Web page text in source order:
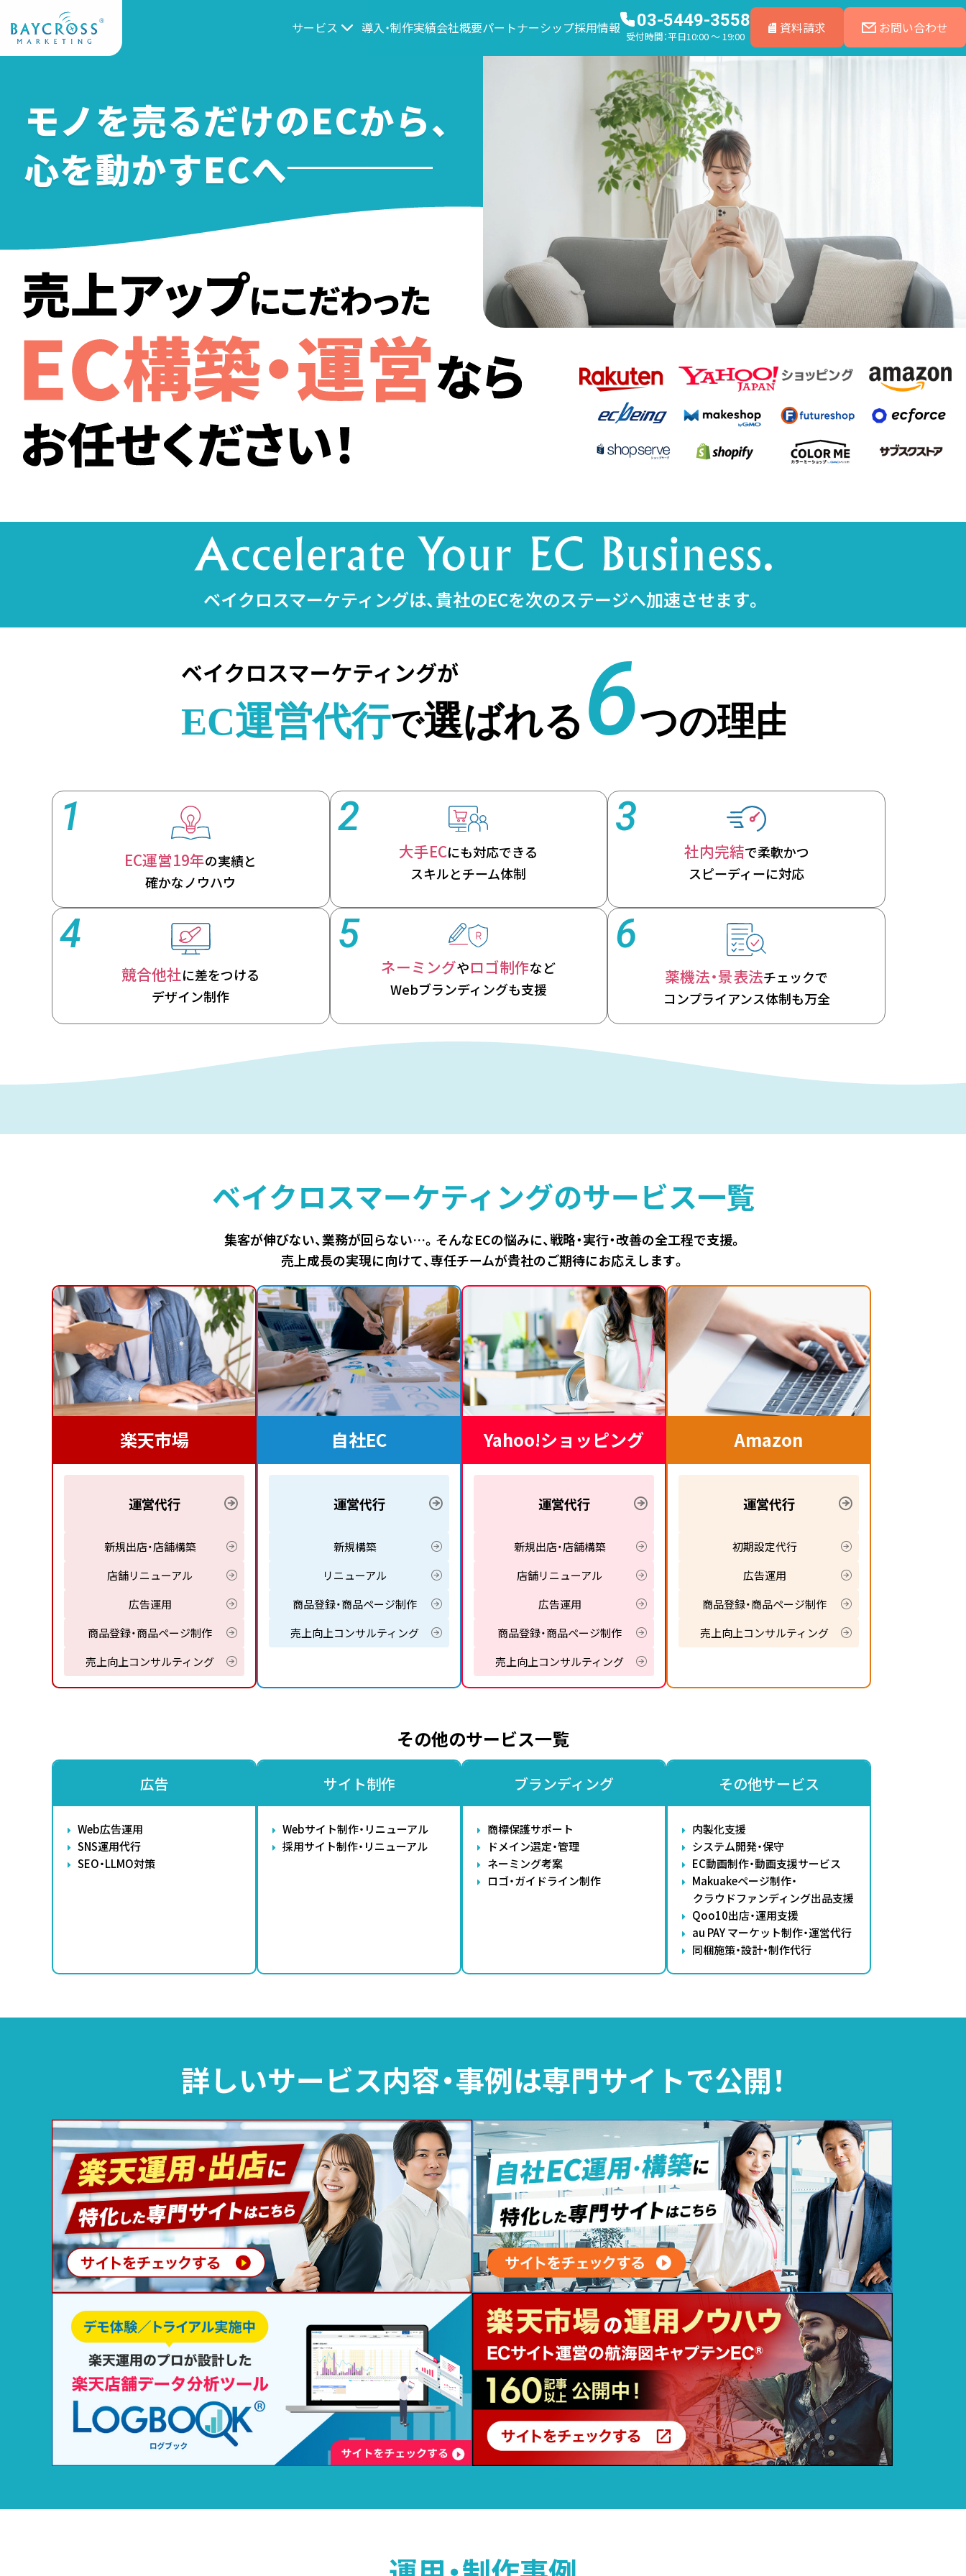
サービス 導入・制作実績会社概要パートナーシップ採用情報 03-5449-3558
受付時間：平日10:00 ～ 19:00 資料請求 お問い合わせ
モノを売るだけのECから、
心を動かすECへ
ベイクロスマーケティングは、貴社のECを次のステージへ加速させます。
1
EC運営19年の実績と
確かなノウハウ
2
大手ECにも対応できる
スキルとチーム体制
3
社内完結で柔軟かつ
スピーディーに対応
4
競合他社に差をつける
デザイン制作
5
ネーミングやロゴ制作など
Webブランディングも支援
6
薬機法・景表法チェックで
コンプライアンス体制も万全
ベイクロスマーケティングのサービス一覧
集客が伸びない、業務が回らない…。 そんなECの悩みに、戦略・実行・改善の全工程で支援。
売上成長の実現に向けて、専任チームが貴社のご期待にお応えします。
楽天市場
運営代行
新規出店・店舗構築
店舗リニューアル
広告運用
商品登録・商品ページ制作
売上向上コンサルティング
自社EC
運営代行
新規構築
リニューアル
商品登録・商品ページ制作
売上向上コンサルティング
Yahoo!ショッピング
運営代行
新規出店・店舗構築
店舗リニューアル
広告運用
商品登録・商品ページ制作
売上向上コンサルティング
Amazon
運営代行
初期設定代行
広告運用
商品登録・商品ページ制作
売上向上コンサルティング
その他のサービス一覧
広告
Web広告運用
SNS運用代行
SEO・LLMO対策
サイト制作
Webサイト制作・リニューアル
採用サイト制作・リニューアル
ブランディング
商標保護サポート
ドメイン選定・管理
ネーミング考案
ロゴ・ガイドライン制作
その他サービス
内製化支援
システム開発・保守
EC動画制作・動画支援サービス
Makuakeページ制作・
クラウドファンディング出品支援
Qoo10出店・運用支援
au PAY マーケット制作・運営代行
同梱施策・設計・制作代行
詳しいサービス内容・事例は専門サイトで公開！